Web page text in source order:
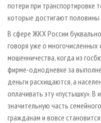
потери при транспортировке
которые достигают половины
В сфере ЖКХ России
говоря уже о многочисленных
мошенничества, когда из
фирме­-однодневке за
деньги расхищаются, а
оплачивать эту «пустышку». В
значительную часть
гражданам и вовсе